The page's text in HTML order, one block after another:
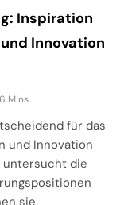
Inspiration
Innovation
Mins
für das
und Innovation
untersucht die
sie